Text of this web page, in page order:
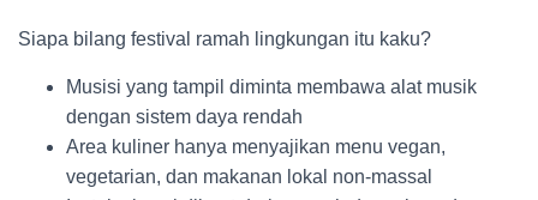
Siapa bilang festival ramah lingkungan itu kaku?
Musisi yang tampil diminta membawa alat musik
dengan sistem daya rendah
Area kuliner hanya menyajikan menu vegan,
vegetarian, dan makanan lokal non-massal